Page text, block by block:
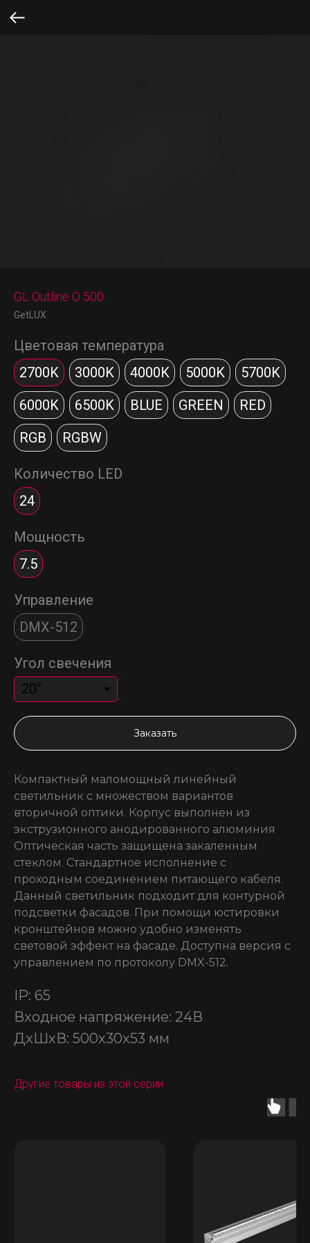
GL Outline O 500
GetLUX
Цветовая температура
2700K
3000K 4000K 5000K
5700K
6000K
6500K BLUE GREEN
RED
RGB
RGBW
Количество LED
24
Мощность
7.5
Управление
DMX-512
Угол свечения
Заказать
Компактный маломощный линейный
светильник с множеством вариантов
вторичной оптики. Корпус выполнен из
экструзионного анодированного алюминия
Оптическая часть защищена закаленным
стеклом. Стандартное исполнение с
проходным соединением питающего кабеля.
Данный светильник подходит для контурной
подсветки фасадов. При помощи юстировки
кронштейнов можно удобно изменять
световой эффект на фасаде. Доступна версия с
управлением по протоколу DMX-512.
IP: 65
Входное напряжение: 24В
ДxШxВ: 500x30x53 мм
Другие товары из этой серии